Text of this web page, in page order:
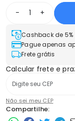
- +
Cashback de 5%
Pague apenas
Frete grátis
Calcular frete e
Não sei meu CEP
Compartilhe: